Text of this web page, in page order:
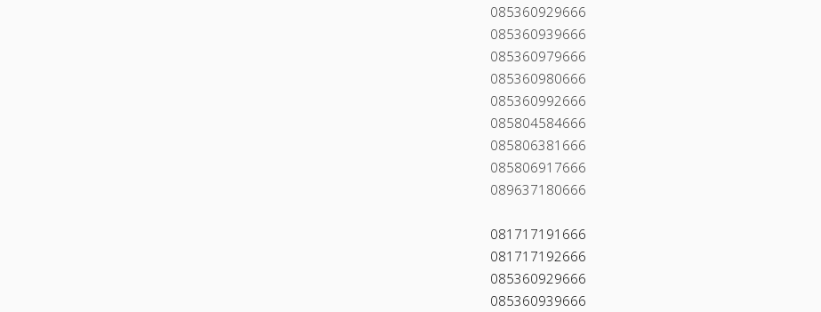
085360929666
085360939666
085360979666
085360980666
085360992666
085804584666
085806381666
085806917666
089637180666
081717191666
081717192666
085360929666
085360939666